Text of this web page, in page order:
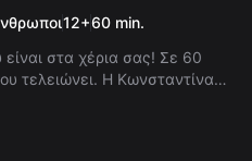
12+60 min.
στα χέρια σας! Σε 60
τελειώνει. Η Κωνσταντίνα